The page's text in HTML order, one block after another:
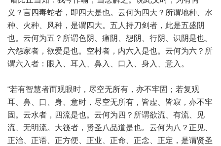
义？言四毒蛇者，即四大是也。云何为四大？所谓地种、水
种、火种、风种，是谓四大。五人持刀剑者，此是五盛阴
也。云何为五？所谓色阴、痛阴、想阴、行阴、识阴是也。
六怨家者，欲爱是也。空村者，内六入是也。云何为六？所
谓六入者：眼入、耳入、鼻入、口入、身入、意入。
“若有智慧者而观眼时，尽空无所有，亦不牢固；若复观
耳、鼻、口、身、意时，尽空无所有，皆虚、皆寂，亦不牢
固。云水者，四流是也。云何为四？所谓欲流、有流、见
流、无明流。大筏者，贤圣八品道是也。云何为八？正见、
正治、正语、正方便、正业、正命、正念、正定，是谓贤圣